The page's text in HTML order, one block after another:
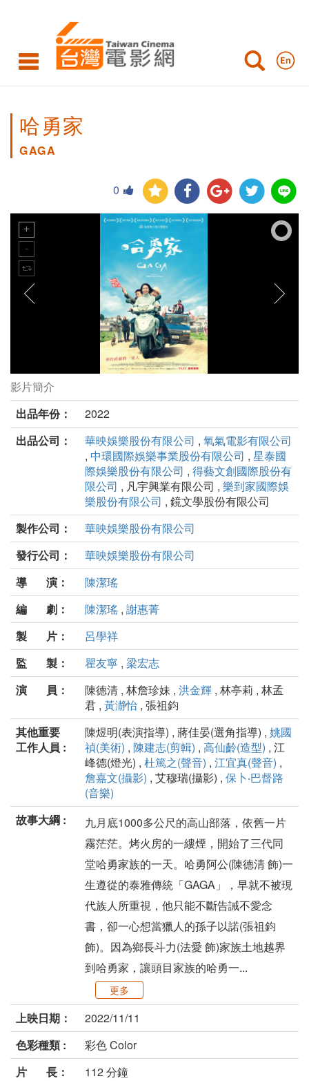
哈勇家
GAGA
0
哈勇家劇照
影片簡介
出品年份：
2022
出品公司：
華映娛樂股份有限公司 , 氧氣電影有限公司
, 中環國際娛樂事業股份有限公司 , 星泰國
際娛樂股份有限公司 , 得藝文創國際股份有
限公司 , 凡宇興業有限公司 , 樂到家國際娛
樂股份有限公司 , 鏡文學股份有限公司
製作公司：
華映娛樂股份有限公司
發行公司：
華映娛樂股份有限公司
導 演：
陳潔瑤
編 劇：
陳潔瑤 , 謝惠菁
製 片：
呂學祥
監 製：
瞿友寧 , 梁宏志
演 員：
陳德清 , 林詹珍妹 , 洪金輝 , 林亭莉 , 林孟
君 , 黃瀞怡 , 張祖鈞
其他重要
工作人員 :
陳煜明(表演指導) , 蔣佳晏(選角指導) , 姚國
禎(美術) , 陳建志(剪輯) , 高仙齡(造型) , 江
峰德(燈光) , 杜篤之(聲音) , 江宜真(聲音) ,
詹嘉文(攝影) , 艾穆瑞(攝影) , 保卜‧巴督路
(音樂)
故事大綱 :
九月底1000多公尺的高山部落，依舊一片
霧茫茫。烤火房的一縷煙，開始了三代同
堂哈勇家族的一天。哈勇阿公(陳德清 飾)一
生遵從的泰雅傳統「GAGA」，早就不被現
代族人所重視，他只能不斷告誡不愛念
書，卻一心想當獵人的孫子以諾(張祖鈞
飾)。因為鄉長斗力(法愛 飾)家族土地越界
到哈勇家，讓頭目家族的哈勇一...
更多
上映日期：
2022/11/11
色彩種類 :
彩色 Color
片 長：
112 分鐘